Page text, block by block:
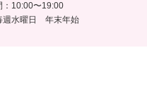
：10:00〜19:00
週水曜日 年末年始